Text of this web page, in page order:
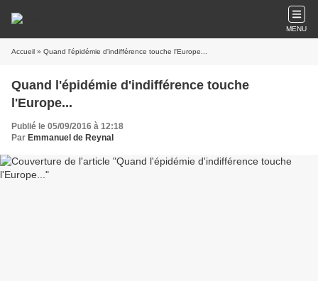
MENU
Accueil » Quand l'épidémie d'indifférence touche l'Europe...
Quand l'épidémie d'indifférence touche
l'Europe...
Publié le 05/09/2016 à 12:18
Par Emmanuel de Reynal